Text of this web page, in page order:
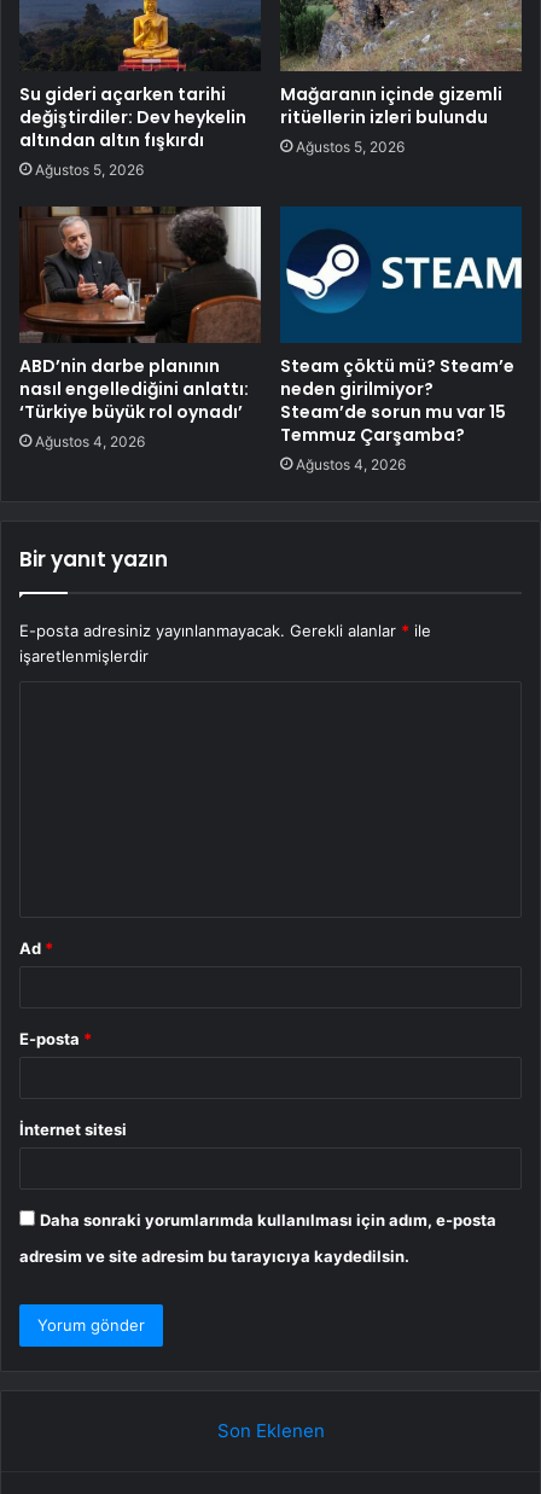
Su gideri açarken tarihi
değiştirdiler: Dev heykelin
altından altın fışkırdı
Ağustos 5, 2026
Mağaranın içinde gizemli
ritüellerin izleri bulundu
Ağustos 5, 2026
ABD’nin darbe planının
nasıl engellediğini anlattı:
‘Türkiye büyük rol oynadı’
Ağustos 4, 2026
Steam çöktü mü? Steam’e
neden girilmiyor?
Steam’de sorun mu var 15
Temmuz Çarşamba?
Ağustos 4, 2026
Bir yanıt yazın
E-posta adresiniz yayınlanmayacak. Gerekli alanlar * ile
işaretlenmişlerdir
Ad *
E-posta *
İnternet sitesi
Daha sonraki yorumlarımda kullanılması için adım, e-posta
adresim ve site adresim bu tarayıcıya kaydedilsin.
Son Eklenen